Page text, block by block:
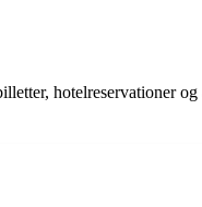
hotelreservationer